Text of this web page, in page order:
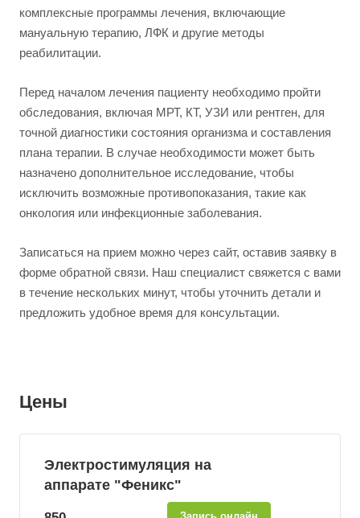
комплексные программы лечения, включающие
мануальную терапию, ЛФК и другие методы
реабилитации.
Перед началом лечения пациенту необходимо пройти
обследования, включая МРТ, КТ, УЗИ или рентген, для
точной диагностики состояния организма и составления
плана терапии. В случае необходимости может быть
назначено дополнительное исследование, чтобы
исключить возможные противопоказания, такие как
онкология или инфекционные заболевания.
Записаться на прием можно через сайт, оставив заявку в
форме обратной связи. Наш специалист свяжется с вами
в течение нескольких минут, чтобы уточнить детали и
предложить удобное время для консультации.
Цены
Электростимуляция на
аппарате "Феникс"